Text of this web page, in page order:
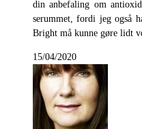
din anbefaling om
serummet, fordi jeg også
Bright må kunne gøre lidt
15/04/2020